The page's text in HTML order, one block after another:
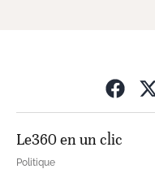
Le360 en un clic
Politique